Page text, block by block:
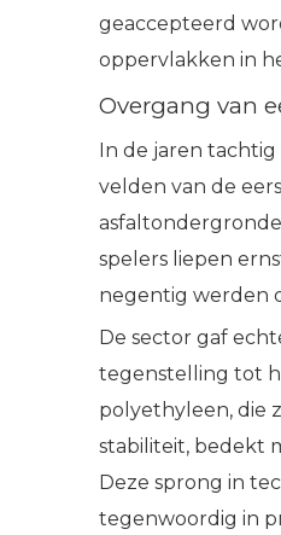
geaccepteerd
oppervlakken in
Overgang van
In de jaren
velden van de
spelers liepen
negentig werden
De sector gaf
tegenstelling tot
polyethyleen, die
stabiliteit, bedekt
Deze sprong in
tegenwoordig in